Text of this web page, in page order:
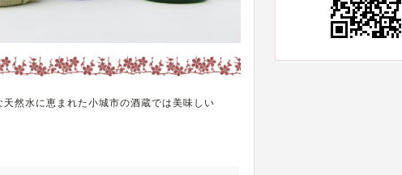
然水に恵まれた小城市の酒蔵では美味しい